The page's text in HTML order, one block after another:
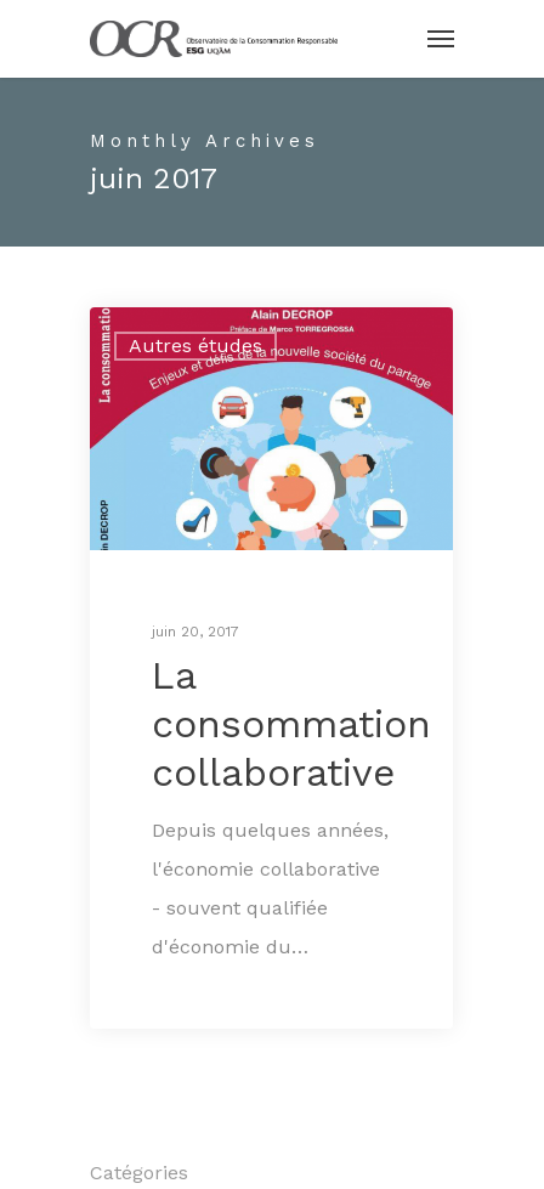
Monthly Archives
juin 2017
Autres études
juin 20, 2017
La
consommation
collaborative
Depuis quelques années,
l'économie collaborative
- souvent qualifiée
d'économie du…
Catégories